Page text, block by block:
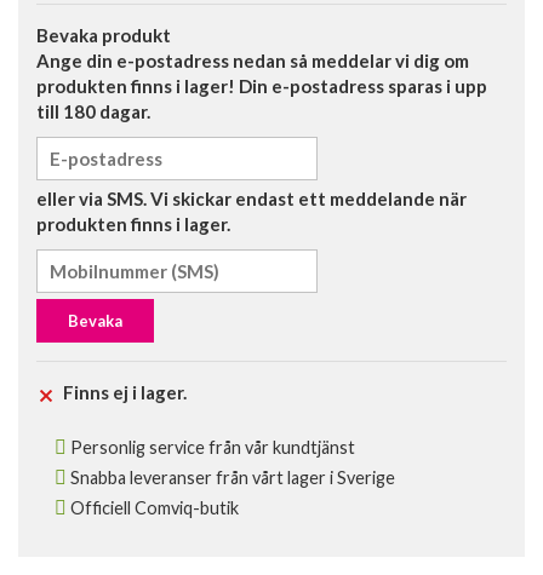
Bevaka produkt
Ange din e-postadress nedan så meddelar vi dig om
produkten finns i lager! Din e-postadress sparas i upp
till 180 dagar.
eller via SMS. Vi skickar endast ett meddelande när
produkten finns i lager.
Bevaka
Finns ej i lager.
Personlig service från vår kundtjänst
Snabba leveranser från vårt lager i Sverige
Officiell Comviq-butik